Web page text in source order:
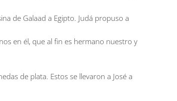
de Galaad a Egipto. Judá propuso a
en él, que al fin es hermano nuestro y
de plata. Estos se llevaron a José a